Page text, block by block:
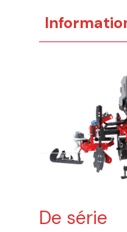
De série